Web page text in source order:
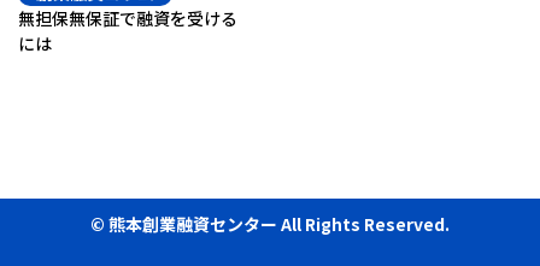
無担保無保証で融資を受ける
には
© 熊本創業融資センター All Rights Reserved.